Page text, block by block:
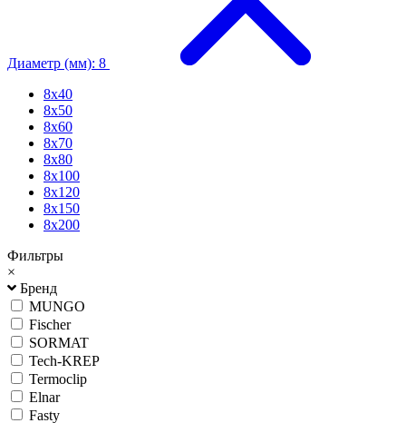
Диаметр (мм): 8
8х40
8х50
8х60
8х70
8х80
8х100
8х120
8х150
8х200
Фильтры
×
Бренд
MUNGO
Fischer
SORMAT
Tech-KREP
Termoclip
Elnar
Fasty